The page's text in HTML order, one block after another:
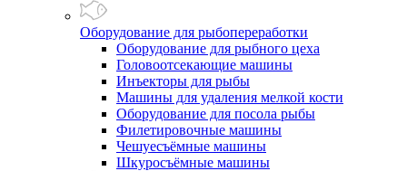
Оборудование для рыбопереработки
Оборудование для рыбного цеха
Головоотсекающие машины
Инъекторы для рыбы
Машины для удаления мелкой кости
Оборудование для посола рыбы
Филетировочные машины
Чешуесъёмные машины
Шкуросъёмные машины